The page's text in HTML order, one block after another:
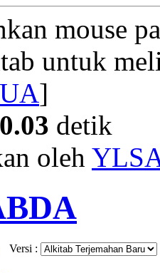
mouse
untuk
]
0.03 detik
oleh
Versi :